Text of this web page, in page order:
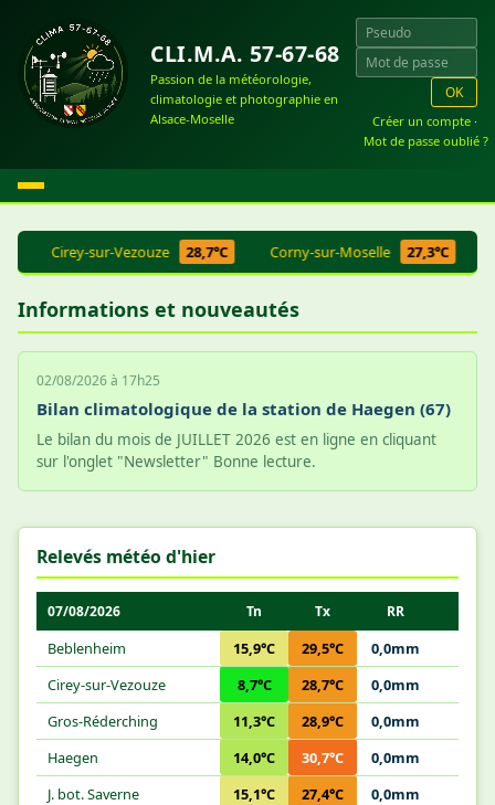
CLI.M.A. 57-67-68
Passion de la météorologie,
climatologie et photographie en
Alsace-Moselle
OK
Créer un compte ·
Mot de passe oublié ?
Cirey-sur-Vezouze 28,7°C Corny-sur-Moselle 27,3°C
Informations et nouveautés
02/08/2026 à 17h25
Bilan climatologique de la station de Haegen (67)
Le bilan du mois de JUILLET 2026 est en ligne en cliquant
sur l'onglet "Newsletter" Bonne lecture.
Relevés météo d'hier
07/08/2026 Tn Tx RR
Beblenheim 15,9°C 29,5°C
0,0mm
Cirey-sur-Vezouze
8,7°C 28,7°C
0,0mm
Gros-Réderching
11,3°C 28,9°C
0,0mm
Haegen
14,0°C 30,7°C
0,0mm
J. bot. Saverne
15,1°C 27,4°C
0,0mm